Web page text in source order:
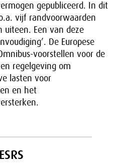
gepubliceerd. In dit
vijf randvoorwaarden
uiteen. Een van deze
De Europese
voorstellen voor de
regelgeving om
lasten voor
en het